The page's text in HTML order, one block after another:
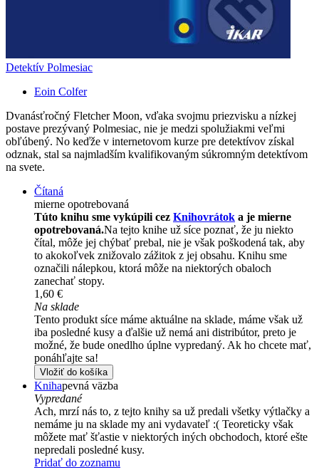
Detektív Polmesiac
Eoin Colfer
Dvanásťročný Fletcher Moon, vďaka svojmu priezvisku a nízkej
postave prezývaný Polmesiac, nie je medzi spolužiakmi veľmi
obľúbený. No keďže v internetovom kurze pre detektívov získal
odznak, stal sa najmladším kvalifikovaným súkromným detektívom
na svete.
Čítaná
mierne opotrebovaná
Túto knihu sme vykúpili cez Knihovrátok a je mierne
opotrebovaná.Na tejto knihe už síce poznať, že ju niekto
čítal, môže jej chýbať prebal, nie je však poškodená tak, aby
to akokoľvek znižovalo zážitok z jej obsahu. Knihu sme
označili nálepkou, ktorá môže na niektorých obaloch
zanechať stopy.
1,60 €
Na sklade
Tento produkt síce máme aktuálne na sklade, máme však už
iba posledné kusy a ďalšie už nemá ani distribútor, preto je
možné, že bude onedlho úplne vypredaný. Ak ho chcete mať,
ponáhľajte sa!
Vložiť do košíka
Knihapevná väzba
Vypredané
Ach, mrzí nás to, z tejto knihy sa už predali všetky výtlačky a
nemáme ju na sklade my ani vydavateľ :( Teoreticky však
môžete mať šťastie v niektorých iných obchodoch, ktoré ešte
nepredali posledné kusy.
Pridať do zoznamu